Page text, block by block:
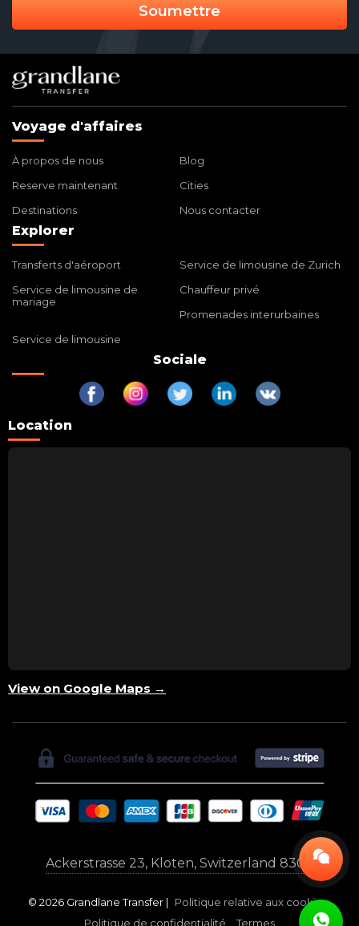
Soumettre
Voyage d'affaires
À propos de nous
Blog
Reserve maintenant
Cities
Destinations
Nous contacter
Explorer
Transferts d'aéroport
Service de limousine de Zurich
Service de limousine de
mariage
Chauffeur privé
Promenades interurbaines
Service de limousine
Sociale
Location
View on Google Maps →
Ackerstrasse 23, Kloten, Switzerland 8302
© 2026 Grandlane Transfer |
Politique relative aux cookies
Politique de confidentialité
Termes